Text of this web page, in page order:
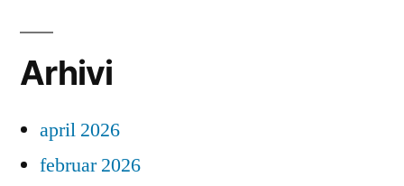
Arhivi
april 2026
februar 2026